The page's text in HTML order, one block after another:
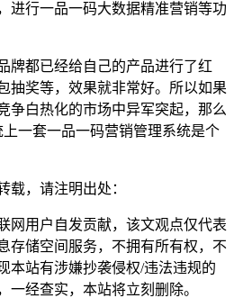
进行一品一码大数据精准营销等功
都已经给自己的产品进行了红
抽奖等，效果就非常好。所以如果
争白热化的市场中异军突起，那么
一套一品一码营销管理系统是个
载，请注明出处：
网用户自发贡献，该文观点仅代表
存储空间服务，不拥有所有权，不
本站有涉嫌抄袭侵权/违法违规的
一经查实，本站将立刻删除。